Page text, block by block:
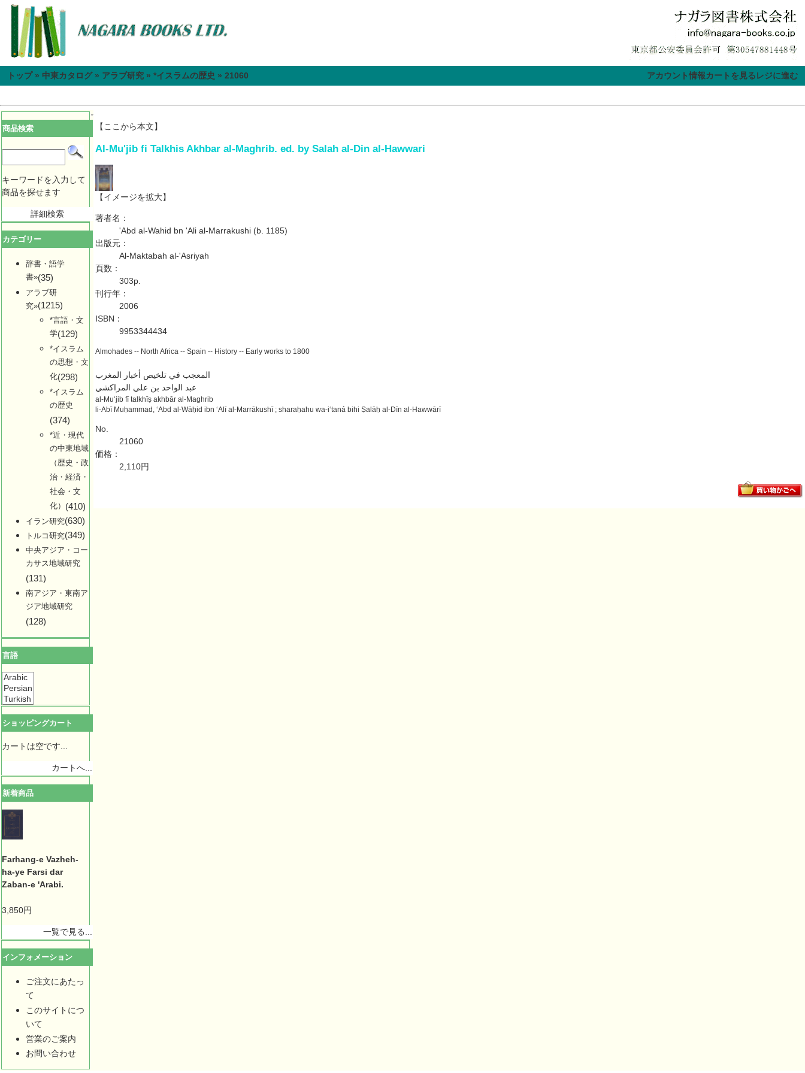
トップ» 中東カタログ» アラブ研究 » *イスラムの歴史 » 21060 アカウント情報カートを見るレジに進む
商品検索
キーワードを入力して
商品を探せます
詳細検索
カテゴリー
辞書・語学
書»(35)
アラブ研
究»(1215)
*言語・文
学(129)
*イスラム
の思想・文
化(298)
*イスラム
の歴史
(374)
*近・現代
の中東地域
（歴史・政
治・経済・
社会・文
化） (410)
イラン研究(630)
トルコ研究(349)
中央アジア・コー
カサス地域研究
(131)
南アジア・東南ア
ジア地域研究
(128)
言語
ショッピングカート
カートは空です...
カートへ...
新着商品
Farhang-e Vazheh-
ha-ye Farsi dar
Zaban-e 'Arabi.
3,850円
一覧で見る...
インフォメーション
ご注文にあたっ
て
このサイトにつ
いて
営業のご案内
お問い合わせ
【ここから本文】
Al-Mu'jib fi Talkhis Akhbar al-Maghrib. ed. by Salah al-Din al-Hawwari
【イメージを拡大】
著者名：
'Abd al-Wahid bn 'Ali al-Marrakushi (b. 1185)
出版元：
Al-Maktabah al-'Asriyah
頁数：
303p.
刊行年：
2006
ISBN：
9953344434
Almohades -- North Africa -- Spain -- History -- Early works to 1800
المعجب في تلخيص أخبار المغرب
عبد الواحد بن علي المراكشي
al-Muʻjib fī talkhīṣ akhbār al-Maghrib
li-Abī Muḥammad, ʻAbd al-Wāḥid ibn ʻAlī al-Marrākushī ; sharaḥahu wa-iʻtaná bihi Ṣalāḥ al-Dīn al-Hawwārī
No.
21060
価格：
2,110円